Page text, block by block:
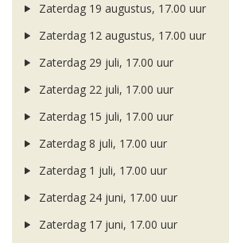
Zaterdag 19 augustus, 17.00 uur
Zaterdag 12 augustus, 17.00 uur
Zaterdag 29 juli, 17.00 uur
Zaterdag 22 juli, 17.00 uur
Zaterdag 15 juli, 17.00 uur
Zaterdag 8 juli, 17.00 uur
Zaterdag 1 juli, 17.00 uur
Zaterdag 24 juni, 17.00 uur
Zaterdag 17 juni, 17.00 uur